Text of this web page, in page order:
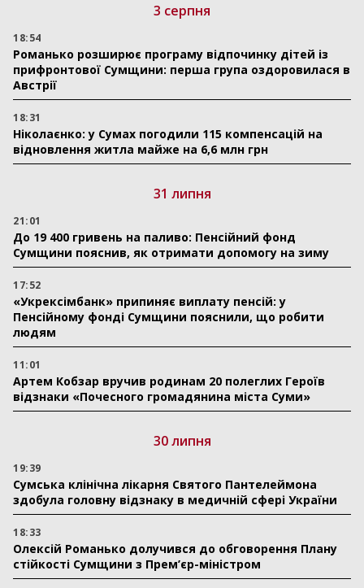
3 серпня
18:54
Романько розширює програму відпочинку дітей із
прифронтової Сумщини: перша група оздоровилася в
Австрії
18:31
Ніколаєнко: у Сумах погодили 115 компенсацій на
відновлення житла майже на 6,6 млн грн
31 липня
21:01
До 19 400 гривень на паливо: Пенсійний фонд
Сумщини пояснив, як отримати допомогу на зиму
17:52
«Укрексімбанк» припиняє виплату пенсій: у
Пенсійному фонді Сумщини пояснили, що робити
людям
11:01
Артем Кобзар вручив родинам 20 полеглих Героїв
відзнаки «Почесного громадянина міста Суми»
30 липня
19:39
Сумська клінічна лікарня Святого Пантелеймона
здобула головну відзнаку в медичній сфері України
18:33
Олексій Романько долучився до обговорення Плану
стійкості Сумщини з Прем’єр-міністром